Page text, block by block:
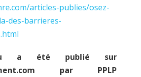
articles-publies/osez-
des-barrieres-
a été publié sur
par PPLP